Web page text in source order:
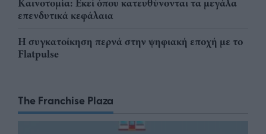
Καινοτομία: Εκεί όπου κατευθύνονται τα μεγάλα
επενδυτικά κεφάλαια
Η συγκατοίκηση περνά στην ψηφιακή εποχή με το
Flatpulse
The Franchise Plaza